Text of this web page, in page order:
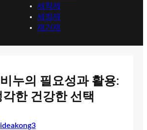
세척제
세정제
제거제
누의 필요성과 활용:
한 건강한 선택
ideakong3